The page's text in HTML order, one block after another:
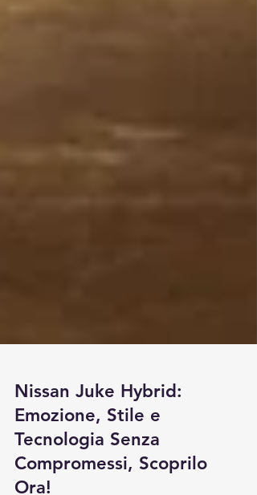
Nissan Juke Hybrid:
Emozione, Stile e
Tecnologia Senza